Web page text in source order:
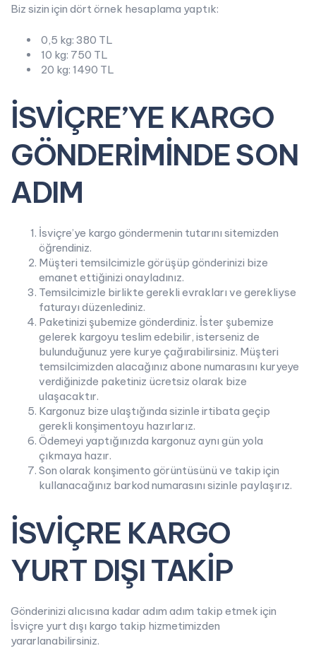
Biz sizin için dört örnek hesaplama yaptık:
0,5 kg: 380 TL
10 kg: 750 TL
20 kg: 1490 TL
İSVİÇRE’YE KARGO
GÖNDERİMİNDE SON
ADIM
İsviçre’ye kargo göndermenin tutarını sitemizden
öğrendiniz.
Müşteri temsilcimizle görüşüp gönderinizi bize
emanet ettiğinizi onayladınız.
Temsilcimizle birlikte gerekli evrakları ve gerekliyse
faturayı düzenlediniz.
Paketinizi şubemize gönderdiniz. İster şubemize
gelerek kargoyu teslim edebilir, isterseniz de
bulunduğunuz yere kurye çağırabilirsiniz. Müşteri
temsilcimizden alacağınız abone numarasını kuryeye
verdiğinizde paketiniz ücretsiz olarak bize
ulaşacaktır.
Kargonuz bize ulaştığında sizinle irtibata geçip
gerekli konşimentoyu hazırlarız.
Ödemeyi yaptığınızda kargonuz aynı gün yola
çıkmaya hazır.
Son olarak konşimento görüntüsünü ve takip için
kullanacağınız barkod numarasını sizinle paylaşırız.
İSVİÇRE KARGO
YURT DIŞI TAKİP
Gönderinizi alıcısına kadar adım adım takip etmek için
İsviçre yurt dışı kargo takip hizmetimizden
yararlanabilirsiniz.